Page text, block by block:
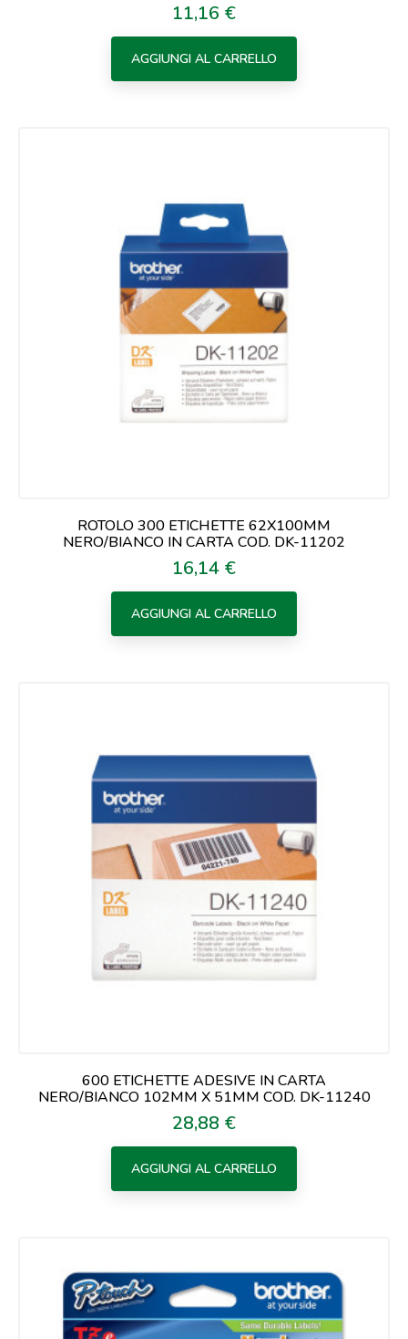
Prezzo
11,16 €
AGGIUNGI AL CARRELLO
ROTOLO 300 ETICHETTE 62X100MM
NERO/BIANCO IN CARTA COD. DK-11202
Prezzo
16,14 €
AGGIUNGI AL CARRELLO
600 ETICHETTE ADESIVE IN CARTA
NERO/BIANCO 102MM X 51MM COD. DK-11240
Prezzo
28,88 €
AGGIUNGI AL CARRELLO